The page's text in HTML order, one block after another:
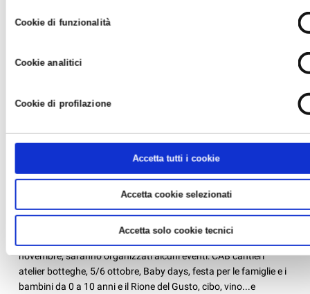
quelli tecnici. Infine, per avere maggiori informazioni, leggere la
Cookie di funzionalità
Cookie analitici
Cookie di profilazione
Accetta tutti i cookie
Accetta cookie selezionati
Accetta solo cookie tecnici
FIERA DI FAENZA, EVENTI OTTOBRE E
novembre, saranno organizzati alcuni eventi: CAB cantieri
atelier botteghe, 5/6 ottobre, Baby days, festa per le famiglie e i
bambini da 0 a 10 anni e il Rione del Gusto, cibo, vino...e